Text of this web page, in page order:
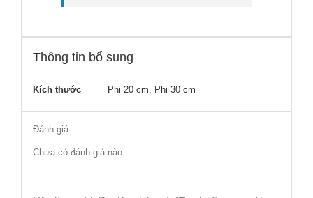
Thông tin bổ sung
Kích thước Phi 20 cm, Phi 30 cm
Đánh giá
Chưa có đánh giá nào.